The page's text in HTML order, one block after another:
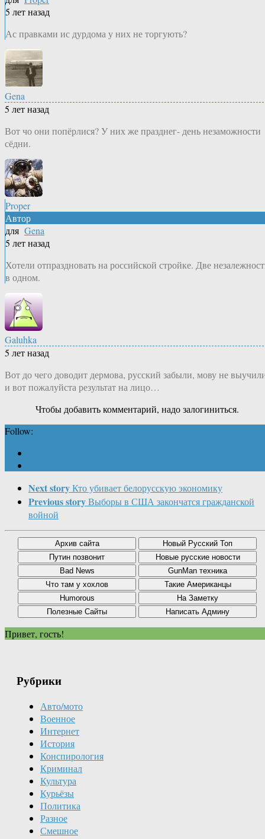
5 лет назад
Ас правками ис дурдома у них не торгують?
Gena
5 лет назад
Вот чо они попёрлися? У них же празднег- день незаможности
сёдни.
Proper
Автор
для Gena
5 лет назад
Хотели отпраздновать на российской стройке. Две
в одном.
Galuhka
5 лет назад
Вот до чего доводит дермова, русский забыли, мову не
и вот пожалуйста результат на лицо…
Чтобы добавить комментарий, надо залогиниться.
Follow:
Next storyКто убивает белорусскую экономику
Previous storyВыборы в США закончатся гражданской
войной
Привет, гость!
Рубрики
Авто/мото
Военное
Интернет
История
Конспирология
Криминал
Культура
Курьёзы
Политика
Разное
Смешное